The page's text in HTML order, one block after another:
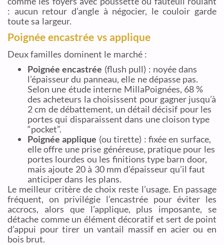
: aucun retour d’angle à négocier, le couloir garde
toute sa largeur.
Poignée encastrée vs applique
Deux familles dominent le marché :
Poignée encastrée (flush pull) : noyée dans
l’épaisseur du panneau, elle ne dépasse pas.
Selon une étude interne MillaPoignées, 68 %
des acheteurs la choisissent pour gagner jusqu’à
2 cm de débattement, un détail décisif pour les
portes qui disparaissent dans une cloison type
“pocket”.
Poignée applique (ou tirette) : fixée en surface,
elle offre une prise généreuse, pratique pour les
portes lourdes ou les finitions type barn door,
mais ajoute 20 à 30 mm d’épaisseur qu’il faut
anticiper dans les plans.
Le meilleur critère de choix reste l’usage. En passage
fréquent, on privilégie l’encastrée pour éviter les
accrocs, alors que l’applique, plus imposante, se
détache comme un élément décoratif et sert de point
d’appui pour tirer un vantail massif en acier ou en
bois brut.